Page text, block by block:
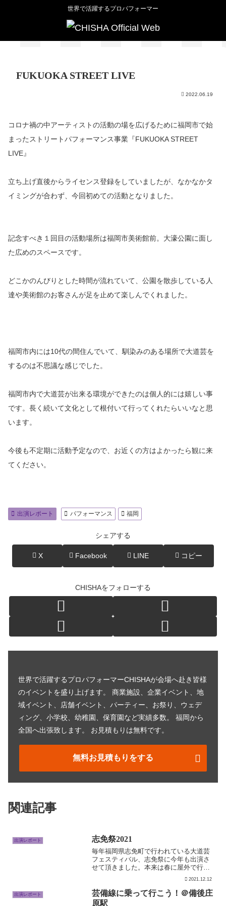
世界で活躍するプロパフォーマー
FUKUOKA STREET LIVE
2022.06.19
コロナ禍の中アーティストの活動の場を広げるために福岡市で始
まったストリートパフォーマンス事業『FUKUOKA STREET
LIVE』
立ち上げ直後からライセンス登録をしていましたが、なかなかタ
イミングが合わず、今回初めての活動となりました。
記念すべき１回目の活動場所は福岡市美術館前。大濠公園に面し
た広めのスペースです。
どこかのんびりとした時間が流れていて、公園を散歩している人
達や美術館のお客さんが足を止めて楽しんでくれました。
福岡市内には10代の間住んでいて、馴染みのある場所で大道芸を
するのは不思議な感じでした。
福岡市内で大道芸が出来る環境ができたのは個人的には嬉しい事
です。長く続いて文化として根付いて行ってくれたらいいなと思
います。
今後も不定期に活動予定なので、お近くの方はよかったら観に来
てください。
出演レポート パフォーマンス 福岡
シェアする
X Facebook LINE コピー
CHISHAをフォローする
世界で活躍するプロパフォーマーCHISHAが会場へ赴き皆様
のイベントを盛り上げます。 商業施設、企業イベント、地
域イベント、店舗イベント、パーティー、お祭り、ウェデ
ィング、小学校、幼稚園、保育園など実績多数。 福岡から
全国へ出張致します。 お見積もりは無料です。
無料お見積もりをする
関連記事
出演レポート 志免祭2021
毎年福岡県志免町で行われている大道芸
フェスティバル、志免祭に今年も出演さ
せて頂きました。本来は春に屋外で行わ
れているのですが、新型コロナウイルス
ィバルは中止となり、感染症対策を行っ
た上での劇場での...
2021.12.12
出演レポート
芸備線に乗って行こう！＠備後庄
原駅